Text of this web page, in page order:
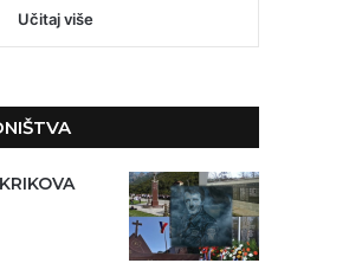
Učitaj više